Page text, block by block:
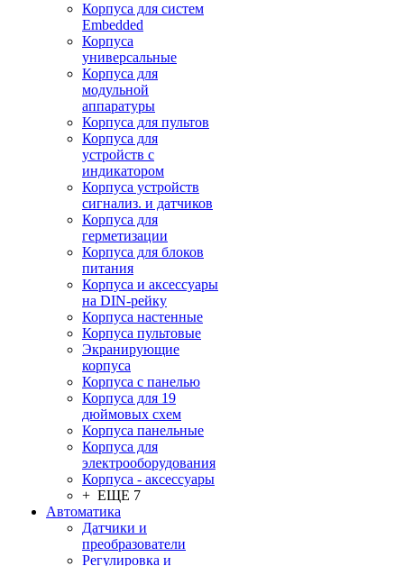
Корпуса для систем
Embedded
Корпуса
универсальные
Корпуса для
модульной
аппаратуры
Корпуса для пультов
Корпуса для
устройств с
индикатором
Корпуса устройств
сигнализ. и датчиков
Корпуса для
герметизации
Корпуса для блоков
питания
Корпуса и аксессуары
на DIN-рейку
Корпуса настенные
Корпуса пультовые
Экранирующие
корпуса
Корпуса с панелью
Корпуса для 19
дюймовых схем
Корпуса панельные
Корпуса для
электрооборудования
Корпуса - аксессуары
+ ЕЩЕ 7
Автоматика
Датчики и
преобразователи
Регулировка и